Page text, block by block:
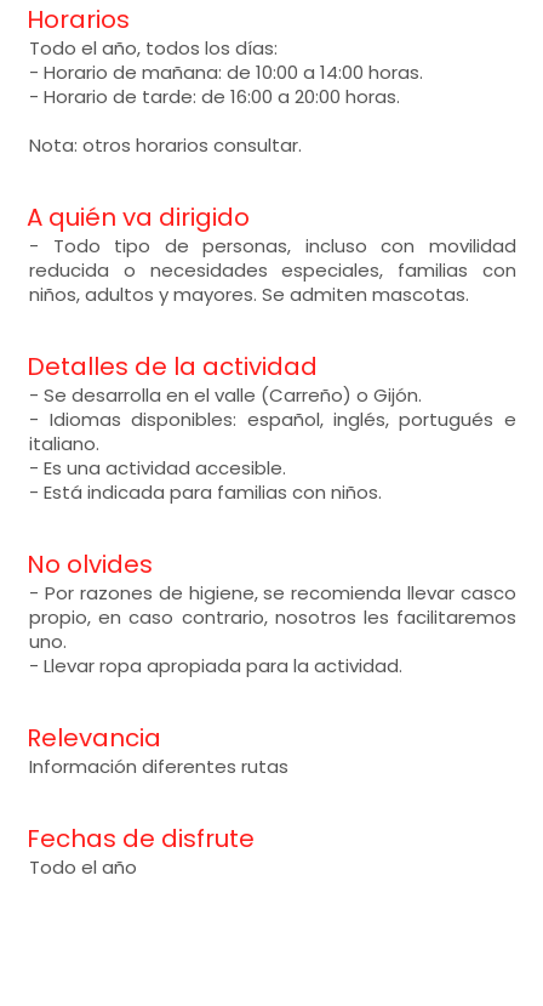
Horarios
Todo el año, todos los días:
- Horario de mañana: de 10:00 a 14:00 horas.
- Horario de tarde: de 16:00 a 20:00 horas.
Nota: otros horarios consultar.
A quién va dirigido
- Todo tipo de personas, incluso con movilidad
reducida o necesidades especiales, familias con
niños, adultos y mayores. Se admiten mascotas.
Detalles de la actividad
- Se desarrolla en el valle (Carreño) o Gijón.
- Idiomas disponibles: español, inglés, portugués e
italiano.
- Es una actividad accesible.
- Está indicada para familias con niños.
No olvides
- Por razones de higiene, se recomienda llevar casco
propio, en caso contrario, nosotros les facilitaremos
uno.
- Llevar ropa apropiada para la actividad.
Relevancia
Información diferentes rutas
Fechas de disfrute
Todo el año